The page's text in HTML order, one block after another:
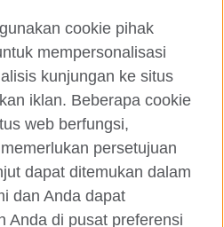
Instagram
TikTok
Pemakaian
cookie pihak
mempersonalisasi
kunjungan ke situs
iklan. Beberapa cookie
web berfungsi,
persetujuan
dapat ditemukan dalam
dan Anda dapat
Anda di pusat preferensi